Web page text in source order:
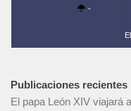
-
Publicaciones recientes
El papa León XIV viajará